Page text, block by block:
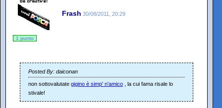
Frash 30/08/2011, 20:29
1 punto
Posted By: daiconan
non sottovalutate gigino è simp' n'amico , la cui fama risale lo
stivale!